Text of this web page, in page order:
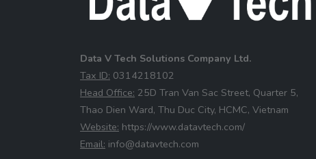
Data V Tech Solutions Company Ltd.
⁠Tax ID: 0314218102
⁠Head Office: 25D Tran Van Sac Street, Quarter 5,
Thao Dien Ward, Thu Duc City, HCMC, Vietnam
⁠Website: https://www.datavtech.com/
⁠Email: info@datavtech.com